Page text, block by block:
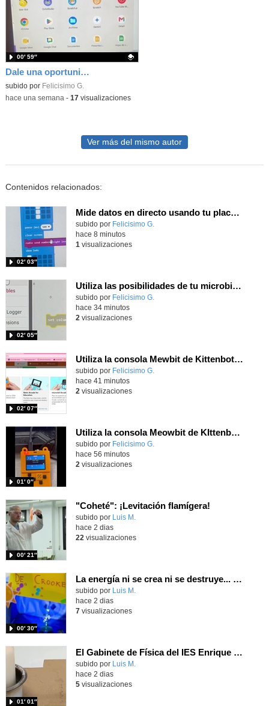
Dale una oportunidad a los Chromebooks y utiliza un proyector para realizar talleres si no tienes pantallas táctiles
Contenido educativo.
subido por Felicisimo G.
00′ 59″
-hace una semana - 17 visualizaciones
Ver más del mismo autor
Contenidos relacionados:
Mide datos en directo usando tu placa microbit y programando con MakeCode dos placas conectadas por radio
Contenido educativo.
subido por Felicisimo G.
02′ 03″
hace 8 minutos
1 visualizaciones
Utiliza las posibilidades de tu microbit programando com MakeCode para medir temperatura y nivel de luz con Datalogger
Contenido educativo.
subido por Felicisimo G.
02′ 05″
hace 34 minutos
2 visualizaciones
Utiliza la consola Mewbit de Kittenbot para llevar tus juegos arcade de MakeCode a tu mano
Contenido educativo.
subido por Felicisimo G.
02′ 07″
hace 41 minutos
2 visualizaciones
Utiliza la consola Meowbit de KIttenbot para jugar con tus programas MakeCode Arcade
Contenido educativo.
subido por Felicisimo G.
01′ 0″
hace 56 minutos
2 visualizaciones
"Coheté": ¡Levitación flamígera!
Contenido educativo.
subido por Luis M.
00′ 21″
hace 2 dias
22 visualizaciones
La energía ni se crea ni se destruye... ¡se experimenta! El Tierno en la Feria Madrid es Ciencia 2026
Contenido educativo.
subido por Luis M.
00′ 30″
hace 2 dias
7visualizaciones
El Gabinete de Física del IES Enrique Tierno Galván de Parla (Curso 25-26)
Contenido educativo.
subido por Luis M.
01′ 01″
hace 2 dias
5visualizaciones